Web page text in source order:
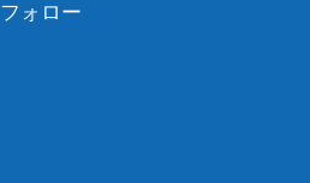
フォロー